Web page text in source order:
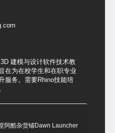
建模与设计软件技术教
在为在校学生和在职专业
服务。需要Rhino技能培
阿酷杂货铺Dawn Launcher